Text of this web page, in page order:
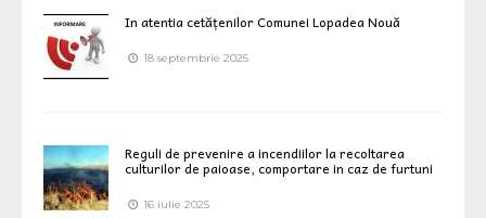
In atentia cetățenilor Comunei Lopadea Nouă
18 septembrie 2025
Reguli de prevenire a incendiilor la recoltarea
culturilor de paioase, comportare in caz de furtuni
16 iulie 2025